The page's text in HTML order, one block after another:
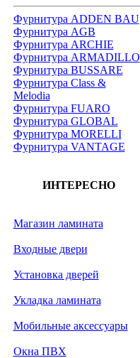
Фурнитура ADDEN BAU
Фурнитура AGB
Фурнитура ARCHIE
Фурнитура ARMADILLO
Фурнитура BUSSARE
Фурнитура Class &
Melodia
Фурнитура FUARO
Фурнитура GLOBAL
Фурнитура MORELLI
Фурнитура VANTAGE
ИНТЕРЕСНО
Магазин ламината
Входные двери
Установка дверей
Укладка ламината
Мобильные аксессуары
Окна ПВХ